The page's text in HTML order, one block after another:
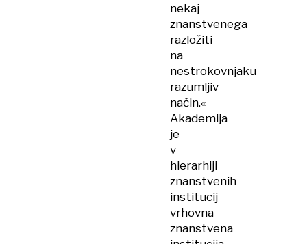
nekaj
znanstvenega
razložiti
na
nestrokovnjaku
razumljiv
način.«
Akademija
je
v
hierarhiji
znanstvenih
institucij
vrhovna
znanstvena